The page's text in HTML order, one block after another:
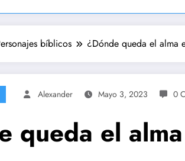
bíblicos ¿Dónde queda el alma
Alexander Mayo 3, 2023 0
queda el